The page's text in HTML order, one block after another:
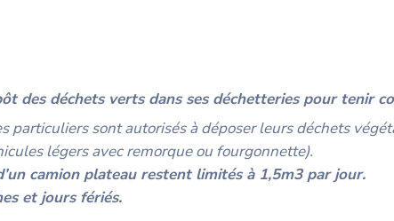
des déchets verts dans ses déchetteries pour tenir
particuliers sont autorisés à déposer leurs déchets
légers avec remorque ou fourgonnette).
camion plateau restent limités à 1,5m3 par jour.
et jours fériés.